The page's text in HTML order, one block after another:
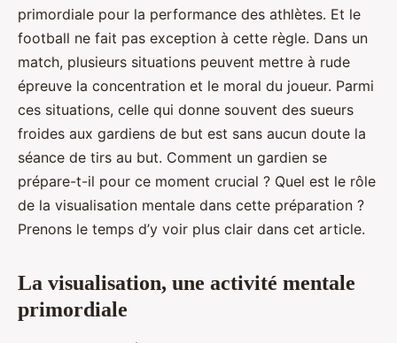
primordiale pour la performance des athlètes. Et le
football ne fait pas exception à cette règle. Dans un
match, plusieurs situations peuvent mettre à rude
épreuve la concentration et le moral du joueur. Parmi
ces situations, celle qui donne souvent des sueurs
froides aux gardiens de but est sans aucun doute la
séance de tirs au but. Comment un gardien se
prépare-t-il pour ce moment crucial ? Quel est le rôle
de la visualisation mentale dans cette préparation ?
Prenons le temps d’y voir plus clair dans cet article.
La visualisation, une activité mentale
primordiale